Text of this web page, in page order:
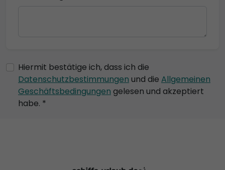
Hiermit bestätige ich, dass ich die
Datenschutzbestimmungen und die Allgemeinen
Geschäftsbedingungen gelesen und akzeptiert
habe. *